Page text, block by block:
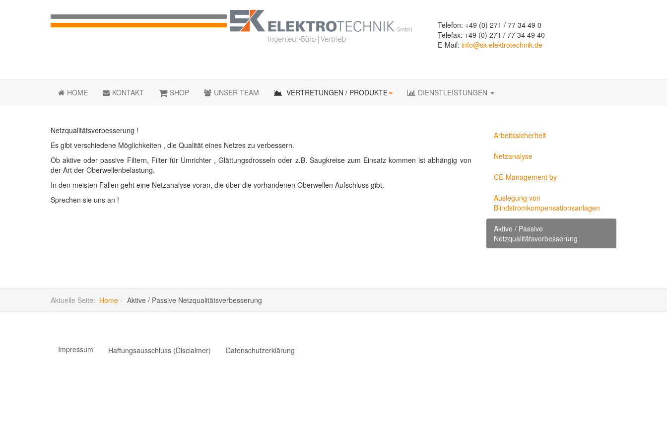
Telefon: +49 (0) 271 / 77 34 49 0
Telefax: +49 (0) 271 / 77 34 49 40
E-Mail: info@sk-elektrotechnik.de
HOME KONTAKT SHOP UNSER TEAM VERTRETUNGEN / PRODUKTE DIENSTLEISTUNGEN
Netzqualitätsverbesserung !
Es gibt verschiedene Möglichkeiten , die Qualität eines Netzes zu verbessern.
Ob aktive oder passive Filtern, Filter für Umrichter , Glättungsdrosseln oder z.B. Saugkreise zum Einsatz kommen ist abhängig von
der Art der Oberwellenbelastung.
In den meisten Fällen geht eine Netzanalyse voran, die über die vorhandenen Oberwellen Aufschluss gibt.
Sprechen sie uns an !
Arbeitssicherheit
Netzanalyse
CE-Management by
Auslegung von
Blindstromkompensationsanlagen
Aktive / Passive
Netzqualitätsverbesserung
Aktuelle Seite: Home Aktive / Passive Netzqualitätsverbesserung
Impressum Haftungsausschluss (Disclaimer) Datenschutzerklärung